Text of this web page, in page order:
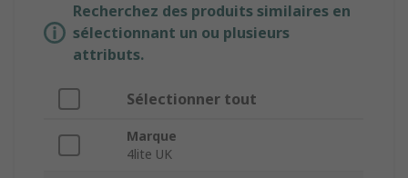
Recherchez des produits similaires en
sélectionnant un ou plusieurs
attributs.
Sélectionner tout
Marque
4lite UK